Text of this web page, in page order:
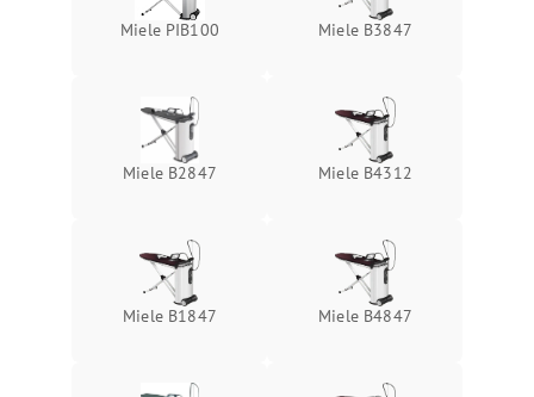
Miele PIB100 Miele B3847
Miele B2847 Miele B4312
Miele B1847 Miele B4847